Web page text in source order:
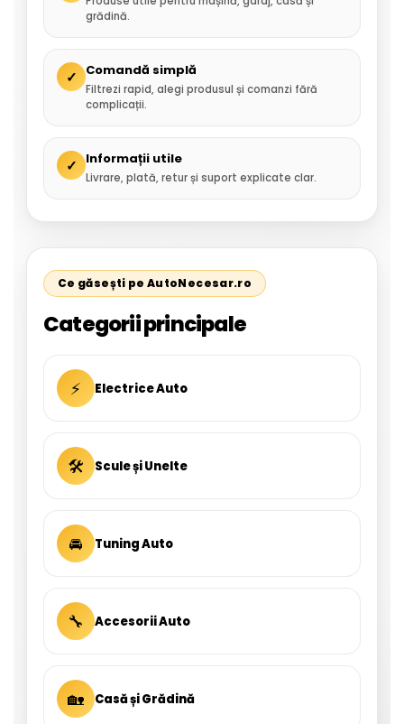
grădină.
✓ Comandă simplă
Filtrezi rapid, alegi produsul și comanzi fără
complicații.
✓ Informații utile
Livrare, plată, retur și suport explicate clar.
Ce găsești pe AutoNecesar.ro
Categorii principale
⚡ Electrice Auto
🛠 Scule și Unelte
🚘 Tuning Auto
🔧 Accesorii Auto
🏡 Casă și Grădină